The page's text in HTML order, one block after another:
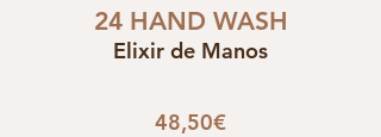
24 HAND WASH
Elixir de Manos
48,50€